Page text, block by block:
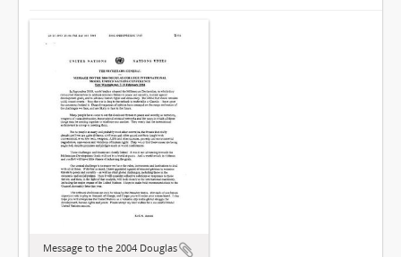
Message to the 2004 Douglas